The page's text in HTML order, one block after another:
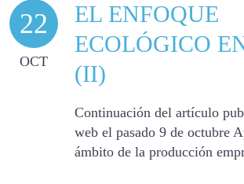
22
OCT
EL ENFOQUE
ECOLÓGICO
(II)
Continuación del artículo
web el pasado 9 de octubre
ámbito de la producción